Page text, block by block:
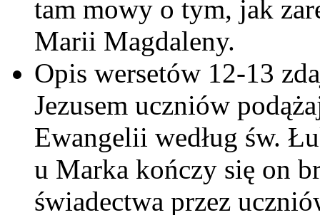
tam mowy o tym, jak
Marii Magdaleny.
Opis wersetów 12-13
Jezusem uczniów
Ewangelii według św.
u Marka kończy się on
świadectwa przez